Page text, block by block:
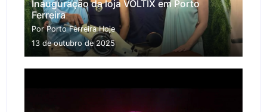
Inauguração da loja VOLTIX em Porto
Ferreira
Por Porto Ferreira Hoje
13 de outubro de 2025